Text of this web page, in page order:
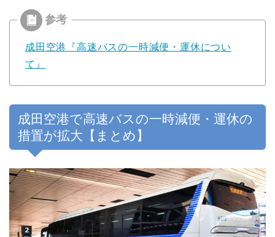
成田空港『高速バスの一時減便・運休につい
て』
成田空港で高速バスの一時減便・運休の
措置が拡大【まとめ】